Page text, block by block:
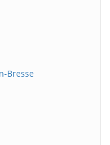
Bresse